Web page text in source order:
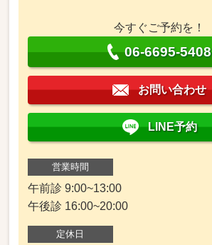
今すぐご予約を！
06-6695-5408
お問い合わせ
LINE予約
営業時間
午前診 9:00~13:00
午後診 16:00~20:00
定休日